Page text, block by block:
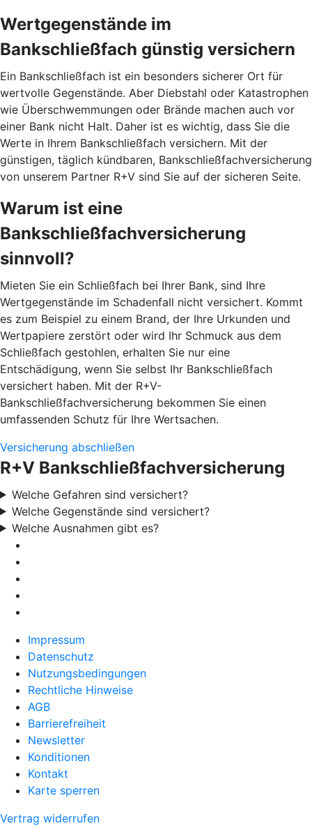
Wertgegenstände im
Bankschließfach günstig versichern
Ein Bankschließfach ist ein besonders sicherer Ort für
wertvolle Gegenstände. Aber Diebstahl oder Katastrophen
wie Überschwemmungen oder Brände machen auch vor
einer Bank nicht Halt. Daher ist es wichtig, dass Sie die
Werte in Ihrem Bankschließfach versichern. Mit der
günstigen, täglich kündbaren, Bankschließfachversicherung
von unserem Partner R+V sind Sie auf der sicheren Seite.
Warum ist eine
Bankschließfachversicherung
sinnvoll?
Mieten Sie ein Schließfach bei Ihrer Bank, sind Ihre
Wertgegenstände im Schadenfall nicht versichert. Kommt
es zum Beispiel zu einem Brand, der Ihre Urkunden und
Wertpapiere zerstört oder wird Ihr Schmuck aus dem
Schließfach gestohlen, erhalten Sie nur eine
Entschädigung, wenn Sie selbst Ihr Bankschließfach
versichert haben. Mit der R+V-
Bankschließfachversicherung bekommen Sie einen
umfassenden Schutz für Ihre Wertsachen.
Versicherung abschließen
R+V Bankschließfachversicherung
Welche Gefahren sind versichert?
Welche Gegenstände sind versichert?
Welche Ausnahmen gibt es?
Impressum
Datenschutz
Nutzungsbedingungen
Rechtliche Hinweise
AGB
Barrierefreiheit
Newsletter
Konditionen
Kontakt
Karte sperren
Vertrag widerrufen